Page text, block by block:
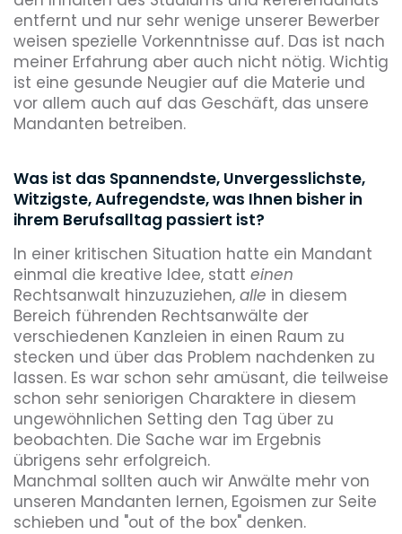
entfernt und nur sehr wenige unserer Bewerber
weisen spezielle Vorkenntnisse auf. Das ist nach
meiner Erfahrung aber auch nicht nötig. Wichtig
ist eine gesunde Neugier auf die Materie und
vor allem auch auf das Geschäft, das unsere
Mandanten betreiben.
Was ist das Spannendste, Unvergesslichste,
Witzigste, Aufregendste, was Ihnen bisher in
ihrem Berufsalltag passiert ist?
In einer kritischen Situation hatte ein Mandant
einmal die kreative Idee, statt einen
Rechtsanwalt hinzuzuziehen, alle in diesem
Bereich führenden Rechtsanwälte der
verschiedenen Kanzleien in einen Raum zu
stecken und über das Problem nachdenken zu
lassen. Es war schon sehr amüsant, die teilweise
schon sehr seniorigen Charaktere in diesem
ungewöhnlichen Setting den Tag über zu
beobachten. Die Sache war im Ergebnis
übrigens sehr erfolgreich.
Manchmal sollten auch wir Anwälte mehr von
unseren Mandanten lernen, Egoismen zur Seite
schieben und "out of the box" denken.